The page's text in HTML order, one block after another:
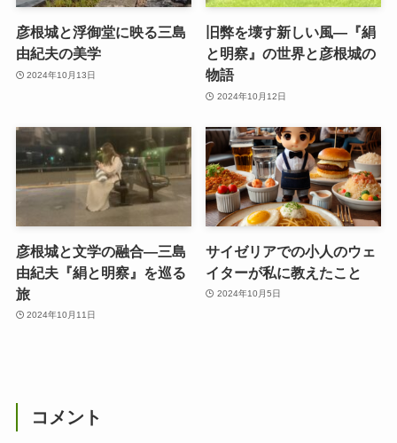
彦根城と浮御堂に映る三島
由紀夫の美学
2024年10月13日
旧弊を壊す新しい風—『絹
と明察』の世界と彦根城の
物語
2024年10月12日
彦根城と文学の融合—三島
由紀夫『絹と明察』を巡る
旅
2024年10月11日
サイゼリアでの小人のウェ
イターが私に教えたこと
2024年10月5日
コメント